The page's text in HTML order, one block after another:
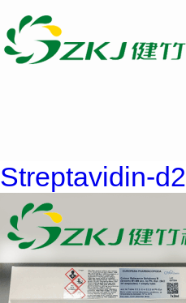
Streptavidin-d2